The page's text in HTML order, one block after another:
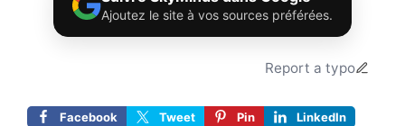
Ajoutez le site à vos sources préférées.
Report a typo
Facebook Tweet Pin LinkedIn